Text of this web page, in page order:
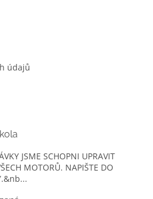
údajů
JSME SCHOPNI UPRAVIT
MOTORŮ. NAPIŠTE DO